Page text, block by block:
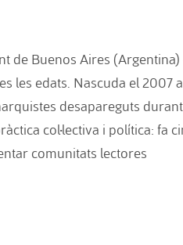
de Buenos Aires
les edats. Nascuda el 2007
desapareguts
col·lectiva i política: fa
comunitats lectores